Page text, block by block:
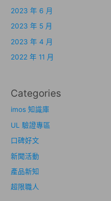
2023 年 6 月
2023 年 5 月
2023 年 4 月
2022 年 11 月
Categories
imos 知識庫
UL 驗證專區
口碑好文
新聞活動
產品新知
超限職人